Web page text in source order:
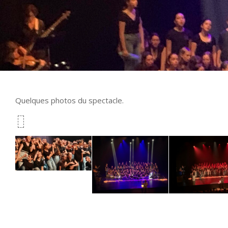
Quelques photos du spectacle.